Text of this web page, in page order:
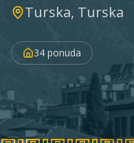
Turska, Turska
34 ponuda